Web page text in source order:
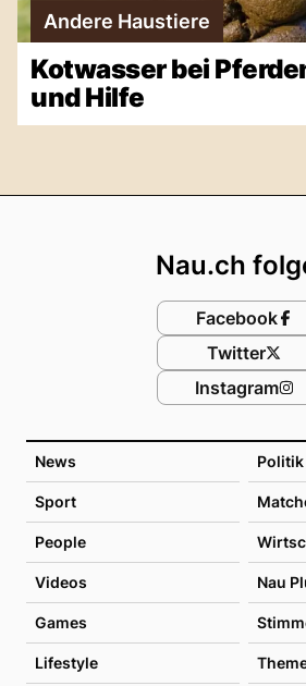
Andere Haustiere
Kotwasser bei
und Hilfe
News Politik
Sport
People
Videos Nau
Games
Lifestyle
Nau.ch
Facebook
Twitter
Instagram